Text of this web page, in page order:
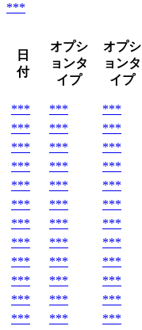
***
日
付
オプシ
ョンタ
イプ
オプシ
ョンタ
イプ
***
*** ***
***
*** ***
***
*** ***
***
*** ***
***
*** ***
***
*** ***
***
*** ***
***
*** ***
***
*** ***
***
*** ***
***
*** ***
***
*** ***